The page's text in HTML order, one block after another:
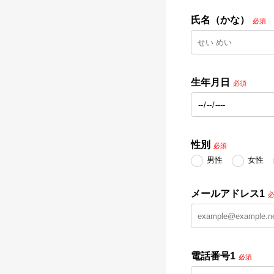
氏名（かな） 必須
生年月日 必須
性別 必須
男性 女性
メールアドレス1
電話番号1 必須